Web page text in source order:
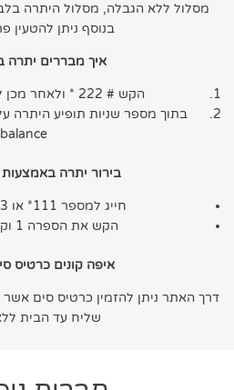
מסלול ללא הגבלה, מסלול היתרה
בנוסף ניתן להטעין
איך מבררים יתרה
הקש # 222 * ולאחר מכן לחץ על מקש החיוג
balance"
בירור יתרה באמצעות
חייג למספר 111* או 1-800-672643
הקש את הספרה 1 וקבל את היתרה
איפה קונים כרטיס
דרך האתר ניתן להזמין כרטיס סים
שליח עד הבית